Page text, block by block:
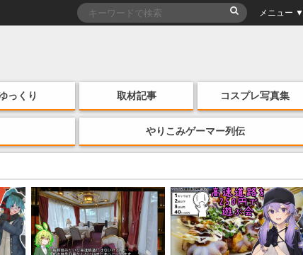
メニュー ▼
っくり 取材記事 コスプレ写真集
やりこみゲーマー列伝